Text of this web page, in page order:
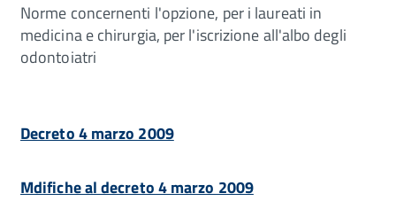
Norme concernenti l'opzione, per i laureati in
medicina e chirurgia, per l'iscrizione all'albo degli
odontoiatri
Decreto 4 marzo 2009
Mdifiche al decreto 4 marzo 2009